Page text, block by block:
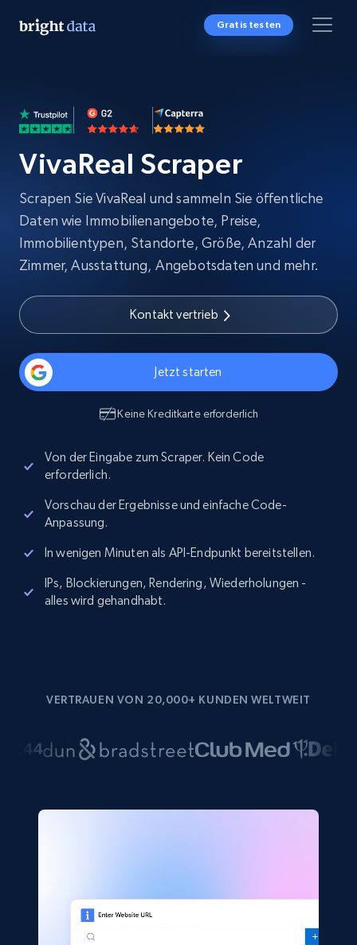
Gratis testen
VivaReal Scraper
Scrapen Sie VivaReal und sammeln Sie öffentliche
Daten wie Immobilienangebote, Preise,
Immobilientypen, Standorte, Größe, Anzahl der
Zimmer, Ausstattung, Angebotsdaten und mehr.
Kontakt vertrieb
Jetzt starten
Keine Kreditkarte erforderlich
Von der Eingabe zum Scraper. Kein Code
erforderlich.
Vorschau der Ergebnisse und einfache Code-
Anpassung.
In wenigen Minuten als API-Endpunkt bereitstellen.
IPs, Blockierungen, Rendering, Wiederholungen -
alles wird gehandhabt.
VERTRAUEN VON 20,000+ KUNDEN WELTWEIT